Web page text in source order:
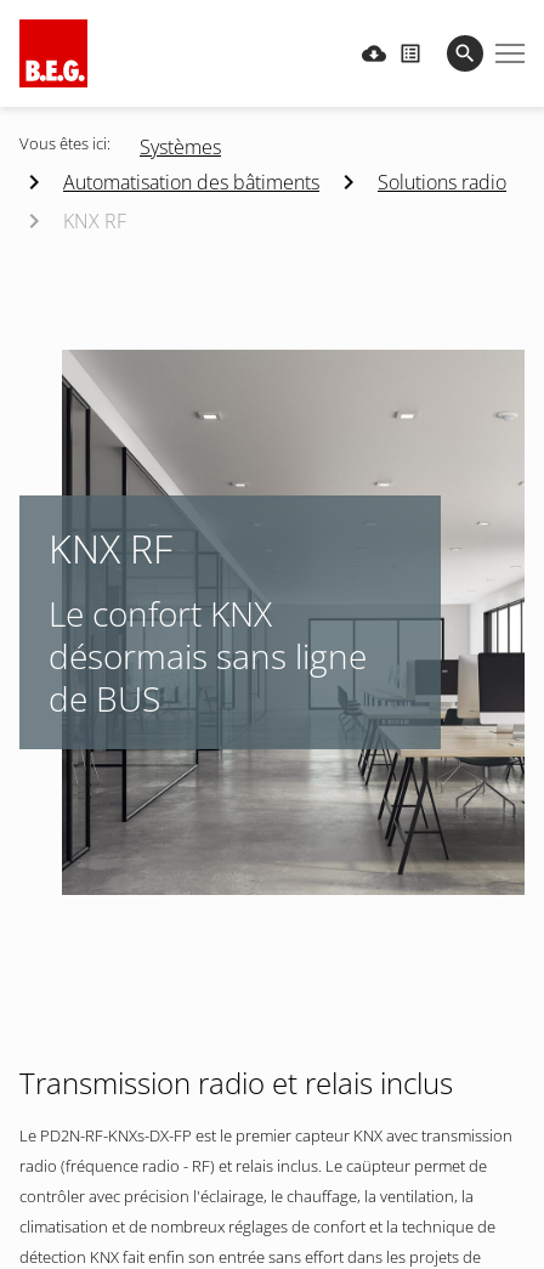
Vous êtes ici:
Systèmes
Automatisation des bâtiments
Solutions radio
KNX RF
KNX RF
Le confort KNX
désormais sans ligne
de BUS
Transmission radio et relais inclus
Le PD2N-RF-KNXs-DX-FP est le premier capteur KNX avec transmission
radio (fréquence radio - RF) et relais inclus. Le caüpteur permet de
contrôler avec précision l'éclairage, le chauffage, la ventilation, la
climatisation et de nombreux réglages de confort et la technique de
détection KNX fait enfin son entrée sans effort dans les projets de